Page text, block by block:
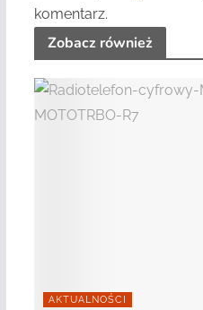
komentarz.
Zobacz również
AKTUALNOŚCI